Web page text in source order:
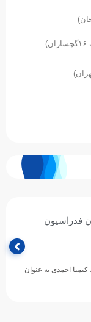
فدراسیون
احمدی به عنوان